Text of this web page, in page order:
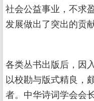
社会公益事业，不求
发展做出了突出的贡献
各类丛书出版后，因
以校勘与版式精良，
者。中华诗词学会会